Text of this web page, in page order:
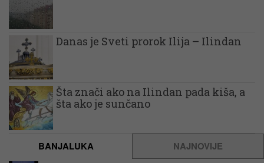
Danas je Sveti prorok Ilija – Ilindan
Šta znači ako na Ilindan pada kiša, a
šta ako je sunčano
BANJALUKA NAJNOVIJE